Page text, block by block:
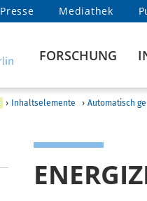
Presse Mediathek
FORSCHUNG
› Inhaltselemente › Automatisch